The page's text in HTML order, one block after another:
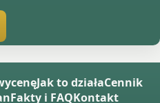
Jak to działaCennik
Fakty i FAQKontakt